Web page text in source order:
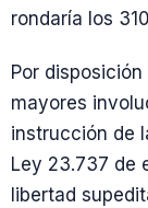
rondaría los
Por
mayores
instrucción de
Ley 23.737 de
libertad